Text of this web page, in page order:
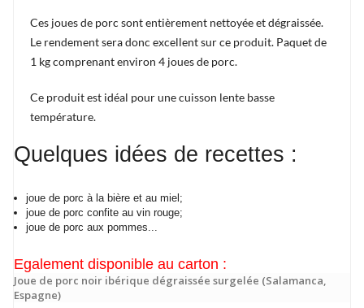
Ces joues de porc sont entièrement nettoyée et dégraissée.
Le rendement sera donc excellent sur ce produit. Paquet de
1 kg comprenant environ 4 joues de porc.
Ce produit est idéal pour une cuisson lente basse
température.
Quelques idées de recettes :
joue de porc à la bière et au miel;
joue de porc confite au vin rouge;
joue de porc aux pommes...
Egalement disponible au carton :
Joue de porc noir ibérique dégraissée surgelée (Salamanca,
Espagne)